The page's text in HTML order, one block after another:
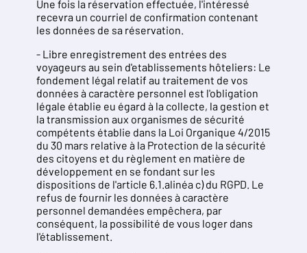
Une fois la réservation effectuée, l'intéressé
recevra un courriel de confirmation contenant
les données de sa réservation.
- Libre enregistrement des entrées des
voyageurs au sein d'etablissements hôteliers: Le
fondement légal relatif au traitement de vos
données à caractère personnel est l'obligation
légale établie eu égard à la collecte, la gestion et
la transmission aux organismes de sécurité
compétents établie dans la Loi Organique 4/2015
du 30 mars relative à la Protection de la sécurité
des citoyens et du règlement en matière de
développement en se fondant sur les
dispositions de l'article 6.1.alinéa c) du RGPD. Le
refus de fournir les données à caractère
personnel demandées empêchera, par
conséquent, la possibilité de vous loger dans
l'établissement.